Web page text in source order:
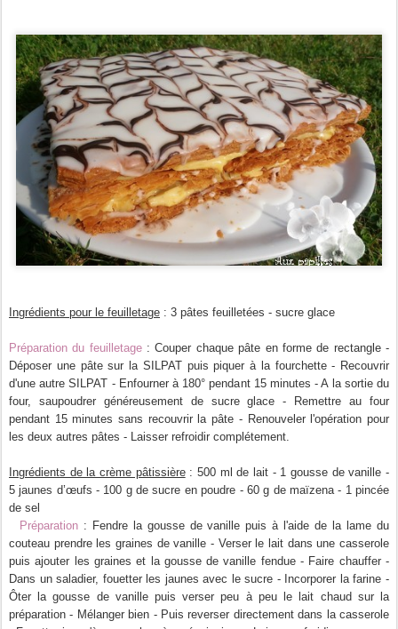
Ingrédients pour le feuilletage : 3 pâtes feuilletées - sucre glace
Préparation du feuilletage : Couper chaque pâte en forme de rectangle -
Déposer une pâte sur la SILPAT puis piquer à la fourchette - Recouvrir
d'une autre SILPAT - Enfourner à 180° pendant 15 minutes - A la sortie du
four, saupoudrer généreusement de sucre glace - Remettre au four
pendant 15 minutes sans recouvrir la pâte - Renouveler l'opération pour
les deux autres pâtes - Laisser refroidir complétement.
Ingrédients de la crème pâtissière: 500 ml de lait - 1 gousse de vanille -
5 jaunes d’œufs - 100 g de sucre en poudre - 60 g de maïzena - 1 pincée
de sel
Préparation : Fendre la gousse de vanille puis à l'aide de la lame du
couteau prendre les graines de vanille - Verser le lait dans une casserole
puis ajouter les graines et la gousse de vanille fendue - Faire chauffer -
Dans un saladier, fouetter les jaunes avec le sucre - Incorporer la farine -
Ôter la gousse de vanille puis verser peu à peu le lait chaud sur la
préparation - Mélanger bien - Puis reverser directement dans la casserole